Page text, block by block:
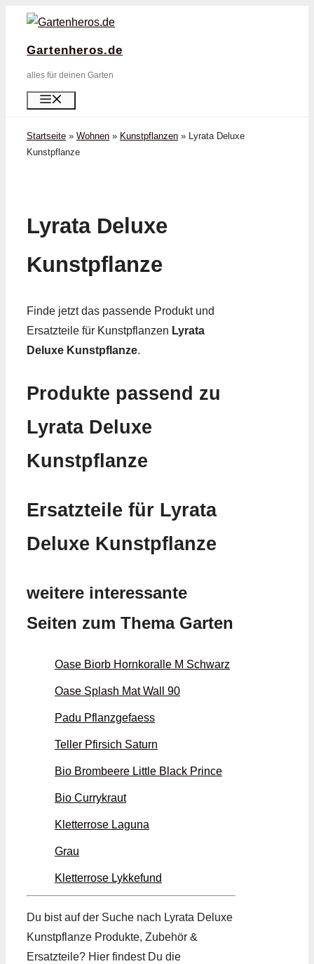
Zum
springen
Gartenheros.de
alles für deinen Garten
Startseite » Wohnen » Kunstpflanzen » Lyrata Deluxe
Kunstpflanze
Lyrata Deluxe
Kunstpflanze
Finde jetzt das passende Produkt und
Ersatzteile für Kunstpflanzen Lyrata
Deluxe Kunstpflanze.
Produkte passend zu
Lyrata Deluxe
Kunstpflanze
Ersatzteile für Lyrata
Deluxe Kunstpflanze
weitere interessante
Seiten zum Thema Garten
Oase Biorb Hornkoralle M Schwarz
Oase Splash Mat Wall 90
Padu Pflanzgefaess
Teller Pfirsich Saturn
Bio Brombeere Little Black Prince
Bio Currykraut
Kletterrose Laguna
Grau
Kletterrose Lykkefund
Du bist auf der Suche nach Lyrata Deluxe
Kunstpflanze Produkte, Zubehör &
Ersatzteile? Hier findest Du die